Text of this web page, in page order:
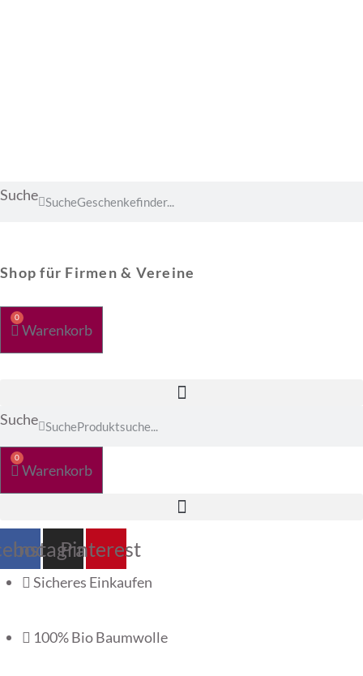
Suche Suche
Shop für Firmen & Vereine
0
Warenkorb
Suche Suche
0
Warenkorb
Instagram
Pinterest
Sicheres Einkaufen
100% Bio Baumwolle